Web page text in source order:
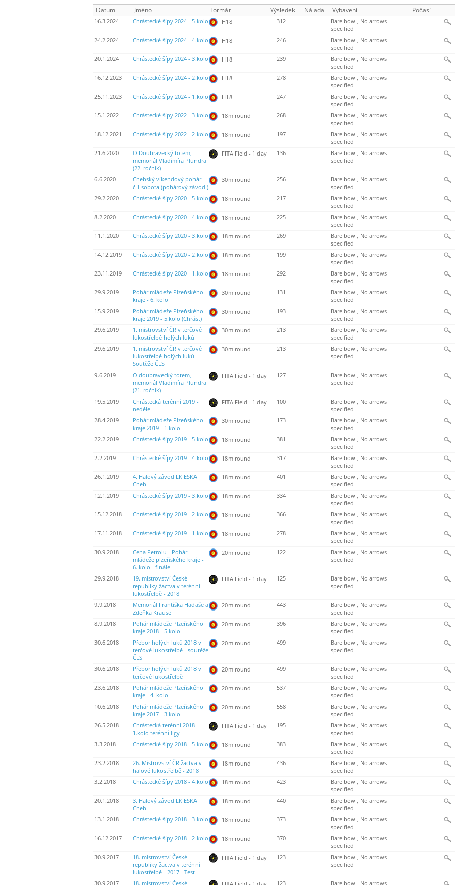
Datum Jméno Formát Výsledek Nálada Vybavení Počasí
16.3.2024 Chrástecké šípy 2024 - 5.kolo H18 312
Bare bow , No arrows
specified
24.2.2024
Chrástecké šípy 2024 - 4.kolo H18 246
Bare bow , No arrows
specified
20.1.2024
Chrástecké šípy 2024 - 3.kolo H18 239
Bare bow , No arrows
specified
16.12.2023
Chrástecké šípy 2024 - 2.kolo H18 278
Bare bow , No arrows
specified
25.11.2023
Chrástecké šípy 2024 - 1.kolo H18 247
Bare bow , No arrows
specified
15.1.2022
Chrástecké šípy 2022 - 3.kolo 18m round 268
Bare bow , No arrows
specified
18.12.2021
Chrástecké šípy 2022 - 2.kolo 18m round 197
Bare bow , No arrows
specified
21.6.2020
O Doubravecký totem,
memoriál Vladimíra Plundra
(22. ročník)
FITA Field - 1 day 136
Bare bow , No arrows
specified
6.6.2020
Chebský víkendový pohár
č.1 sobota (pohárový závod )
30m round 256
Bare bow , No arrows
specified
29.2.2020
Chrástecké šípy 2020 - 5.kolo 18m round 217
Bare bow , No arrows
specified
8.2.2020
Chrástecké šípy 2020 - 4.kolo 18m round 225
Bare bow , No arrows
specified
11.1.2020
Chrástecké šípy 2020 - 3.kolo 18m round 269
Bare bow , No arrows
specified
14.12.2019
Chrástecké šípy 2020 - 2.kolo 18m round 199
Bare bow , No arrows
specified
23.11.2019
Chrástecké šípy 2020 - 1.kolo 18m round 292
Bare bow , No arrows
specified
29.9.2019
Pohár mládeže Plzeňského
kraje - 6. kolo
30m round 131
Bare bow , No arrows
specified
15.9.2019
Pohár mládeže Plzeňského
kraje 2019 - 5.kolo (Chrást)
30m round 193
Bare bow , No arrows
specified
29.6.2019
1. mistrovství ČR v terčové
lukostřelbě holých luků
30m round 213
Bare bow , No arrows
specified
29.6.2019
1. mistrovství ČR v terčové
lukostřelbě holých luků -
Soutěže ČLS
30m round 213
Bare bow , No arrows
specified
9.6.2019
O doubravecký totem,
memoriál Vladimíra Plundra
(21. ročník)
FITA Field - 1 day 127
Bare bow , No arrows
specified
19.5.2019
Chrástecká terénní 2019 -
neděle
FITA Field - 1 day 100
Bare bow , No arrows
specified
28.4.2019
Pohár mládeže Plzeňského
kraje 2019 - 1.kolo
30m round 173
Bare bow , No arrows
specified
22.2.2019
Chrástecké šípy 2019 - 5.kolo 18m round 381
Bare bow , No arrows
specified
2.2.2019
Chrástecké šípy 2019 - 4.kolo 18m round 317
Bare bow , No arrows
specified
26.1.2019
4. Halový závod LK ESKA
Cheb
18m round 401
Bare bow , No arrows
specified
12.1.2019
Chrástecké šípy 2019 - 3.kolo 18m round 334
Bare bow , No arrows
specified
15.12.2018
Chrástecké šípy 2019 - 2.kolo 18m round 366
Bare bow , No arrows
specified
17.11.2018
Chrástecké šípy 2019 - 1.kolo 18m round 278
Bare bow , No arrows
specified
30.9.2018
Cena Petrolu - Pohár
mládeže plzeňského kraje -
6. kolo - finále
20m round 122
Bare bow , No arrows
specified
29.9.2018
19. mistrovství České
republiky žactva v terénní
lukostřelbě - 2018
FITA Field - 1 day 125
Bare bow , No arrows
specified
9.9.2018
Memoriál Františka Hadaše a
Zdeňka Krause
20m round 443
Bare bow , No arrows
specified
8.9.2018
Pohár mládeže Plzeňského
kraje 2018 - 5.kolo
20m round 396
Bare bow , No arrows
specified
30.6.2018
Přebor holých luků 2018 v
terčové lukostřelbě - soutěže
ČLS
20m round 499
Bare bow , No arrows
specified
30.6.2018
Přebor holých luků 2018 v
terčové lukostřelbě
20m round 499
Bare bow , No arrows
specified
23.6.2018
Pohár mládeže Plzeňského
kraje - 4. kolo
20m round 537
Bare bow , No arrows
specified
10.6.2018
Pohár mládeže Plzeňského
kraje 2017 - 3.kolo
20m round 558
Bare bow , No arrows
specified
26.5.2018
Chrástecká terénní 2018 -
1.kolo terénní ligy
FITA Field - 1 day 195
Bare bow , No arrows
specified
3.3.2018
Chrástecké šípy 2018 - 5.kolo 18m round 383
Bare bow , No arrows
specified
23.2.2018
26. Mistrovství ČR žactva v
halové lukostřelbě - 2018
18m round 436
Bare bow , No arrows
specified
3.2.2018
Chrástecké šípy 2018 - 4.kolo 18m round 423
Bare bow , No arrows
specified
20.1.2018
3. Halový závod LK ESKA
Cheb
18m round 440
Bare bow , No arrows
specified
13.1.2018
Chrástecké šípy 2018 - 3.kolo 18m round 373
Bare bow , No arrows
specified
16.12.2017
Chrástecké šípy 2018 - 2.kolo 18m round 370
Bare bow , No arrows
specified
30.9.2017
18. mistrovství České
republiky žactva v terénní
lukostřelbě - 2017 - Test
FITA Field - 1 day 123
Bare bow , No arrows
specified
30.9.2017 18. mistrovství České 123 Bare bow , No arrows